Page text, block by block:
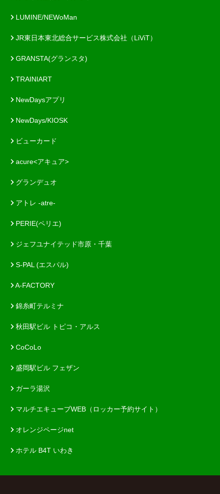
LUMINE/NEWoMan
JR東日本東北総合サービス株式会社（LiViT）
GRANSTA(グランスタ)
TRAINIART
NewDaysアプリ
NewDays/KIOSK
ビューカード
acure<アキュア>
グランデュオ
アトレ -atre-
PERIE(ペリエ)
ジェフユナイテッド市原・千葉
S-PAL (エスパル)
A-FACTORY
錦糸町テルミナ
秋田駅ビル トピコ・アルス
CoCoLo
盛岡駅ビル フェザン
ガーラ湯沢
マルチエキューブWEB（ロッカー予約サイト）
オレンジページnet
ホテル B4T いわき